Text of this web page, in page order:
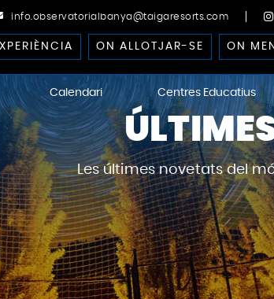
info.observatorialbanya@taigaresorts.com
ON ALLOTJAR-SE ON
Calendari Centres Educatius
Les últimes novetats del